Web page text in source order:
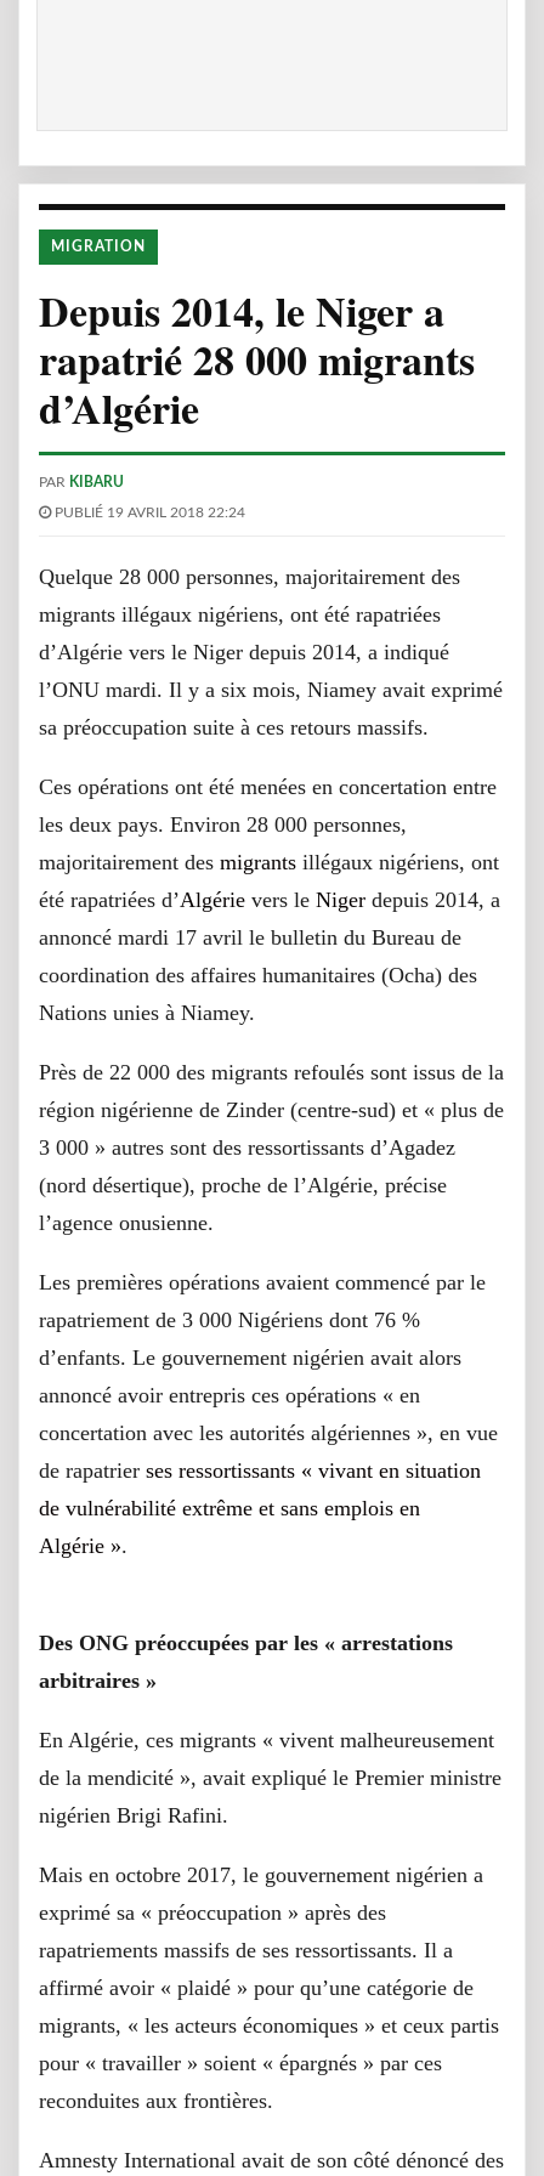
MIGRATION
Depuis 2014, le Niger a
rapatrié 28 000 migrants
d’Algérie
PAR KIBARU
PUBLIÉ 19 AVRIL 2018 22:24
Quelque 28 000 personnes, majoritairement des
migrants illégaux nigériens, ont été rapatriées
d’Algérie vers le Niger depuis 2014, a indiqué
l’ONU mardi. Il y a six mois, Niamey avait exprimé
sa préoccupation suite à ces retours massifs.
Ces opérations ont été menées en concertation entre
les deux pays. Environ 28 000 personnes,
majoritairement des migrants illégaux nigériens, ont
été rapatriées d’Algérie vers le Niger depuis 2014, a
annoncé mardi 17 avril le bulletin du Bureau de
coordination des affaires humanitaires (Ocha) des
Nations unies à Niamey.
Près de 22 000 des migrants refoulés sont issus de la
région nigérienne de Zinder (centre-sud) et « plus de
3 000 » autres sont des ressortissants d’Agadez
(nord désertique), proche de l’Algérie, précise
l’agence onusienne.
Les premières opérations avaient commencé par le
rapatriement de 3 000 Nigériens dont 76 %
d’enfants. Le gouvernement nigérien avait alors
annoncé avoir entrepris ces opérations « en
concertation avec les autorités algériennes », en vue
de rapatrier ses ressortissants « vivant en situation
de vulnérabilité extrême et sans emplois en
Algérie ».
Des ONG préoccupées par les « arrestations
arbitraires »
En Algérie, ces migrants « vivent malheureusement
de la mendicité », avait expliqué le Premier ministre
nigérien Brigi Rafini.
Mais en octobre 2017, le gouvernement nigérien a
exprimé sa « préoccupation » après des
rapatriements massifs de ses ressortissants. Il a
affirmé avoir « plaidé » pour qu’une catégorie de
migrants, « les acteurs économiques » et ceux partis
pour « travailler » soient « épargnés » par ces
reconduites aux frontières.
Amnesty International avait de son côté dénoncé des